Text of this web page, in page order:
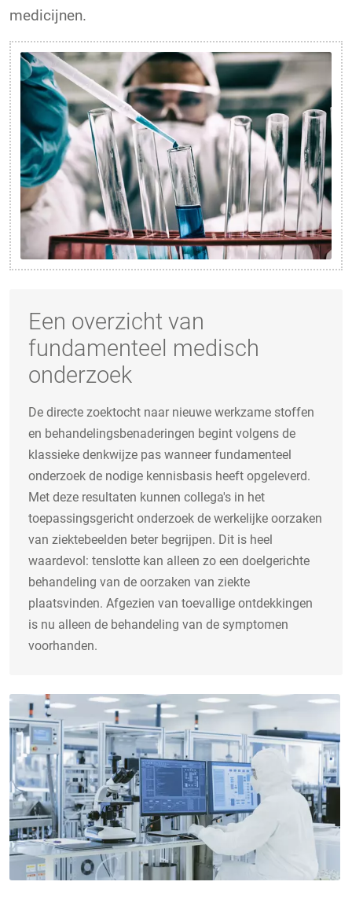
medicijnen.
Een overzicht van
fundamenteel medisch
onderzoek
De directe zoektocht naar nieuwe werkzame stoffen
en behandelingsbenaderingen begint volgens de
klassieke denkwijze pas wanneer fundamenteel
onderzoek de nodige kennisbasis heeft opgeleverd.
Met deze resultaten kunnen collega's in het
toepassingsgericht onderzoek de werkelijke oorzaken
van ziektebeelden beter begrijpen. Dit is heel
waardevol: tenslotte kan alleen zo een doelgerichte
behandeling van de oorzaken van ziekte
plaatsvinden. Afgezien van toevallige ontdekkingen
is nu alleen de behandeling van de symptomen
voorhanden.